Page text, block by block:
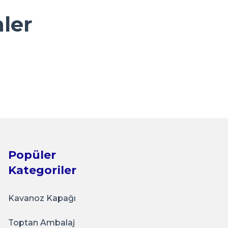
Popüler
Kategoriler
Kavanoz Kapağı
Toptan Ambalaj